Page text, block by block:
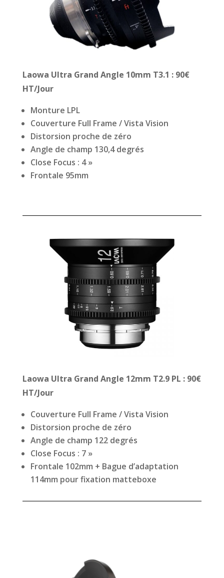
Laowa Ultra Grand Angle 10mm T3.1 : 90€
HT/Jour
Monture LPL
Couverture Full Frame / Vista Vision
Distorsion proche de zéro
Angle de champ 130,4 degrés
Close Focus : 4 »
Frontale 95mm
Laowa Ultra Grand Angle 12mm T2.9 PL : 90€
HT/Jour
Couverture Full Frame / Vista Vision
Distorsion proche de zéro
Angle de champ 122 degrés
Close Focus : 7 »
Frontale 102mm + Bague d’adaptation
114mm pour fixation matteboxe